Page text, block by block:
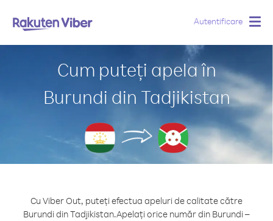
Autentificare
Cum puteți apela în
Burundi din Tadjikistan
Cu Viber Out, puteți efectua apeluri de calitate către
Burundi din Tadjikistan.Apelați orice număr din Burundi –